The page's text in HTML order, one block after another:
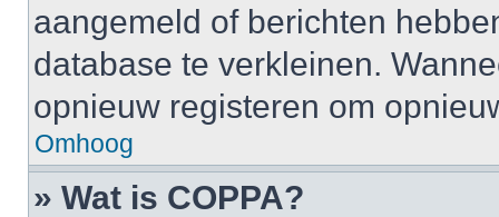
aangemeld of berichten
database te verkleinen.
opnieuw registeren om
Omhoog
» Wat is COPPA?